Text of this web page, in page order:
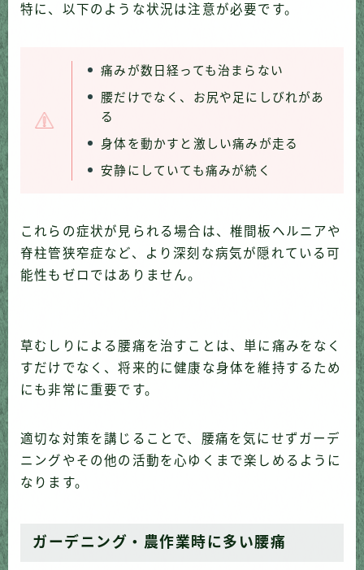
特に、以下のような状況は注意が必要です。
痛みが数日経っても治まらない
腰だけでなく、お尻や足にしびれがあ
る
身体を動かすと激しい痛みが走る
安静にしていても痛みが続く
これらの症状が見られる場合は、椎間板ヘルニアや
脊柱管狭窄症など、より深刻な病気が隠れている可
能性もゼロではありません。
草むしりによる腰痛を治すことは、単に痛みをなく
すだけでなく、将来的に健康な身体を維持するため
にも非常に重要です。
適切な対策を講じることで、腰痛を気にせずガーデ
ニングやその他の活動を心ゆくまで楽しめるように
なります。
ガーデニング・農作業時に多い腰痛